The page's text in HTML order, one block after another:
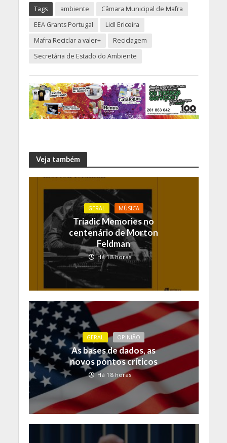
Tags ambiente
Câmara Municipal de Mafra
EEA Grants Portugal
Lidl Ericeira
Mafra Reciclar a valer+
Reciclagem
Secretária de Estado do Ambiente
Veja também
GERAL MÚSICA
Triadic Memories no
centenário de Morton
Feldman
Há 18 horas
GERAL OPINIÃO
As bases de dados, as
novos pontos críticos
Há 18 horas